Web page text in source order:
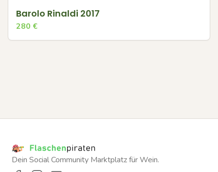
Barolo Rinaldi 2017
280 €
Dein Social Community Marktplatz für Wein.